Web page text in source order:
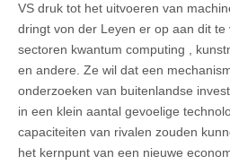
VS druk tot het uitvoeren van
dringt von der Leyen er op aan dit
sectoren kwantum computing ,
en andere. Ze wil dat een
onderzoeken van buitenlandse
in een klein aantal gevoelige
capaciteiten van rivalen zouden
het kernpunt van een nieuwe